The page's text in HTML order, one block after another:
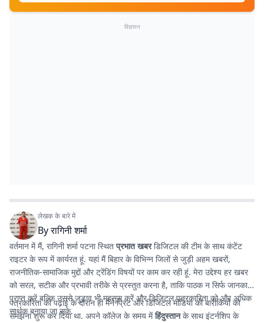
विज्ञापन
लेखक के बारे में
Byरागिनी शर्मा
वर्तमान में मैं, रागिनी शर्मा पटना स्थितप्रभात खबरडिजिटल की टीम के साथ कंटेंट
राइटर के रूप में कार्यरत हूं. यहां मैं बिहार के विभिन्न जिलों से जुड़ी अहम खबरों,
राजनीतिक-सामाजिक मुद्दों और ट्रेंडिंग विषयों पर काम कर रही हूं. मेरा उद्देश्य हर खबर
को सरल, सटीक और प्रभावी तरीके से प्रस्तुत करना है, ताकि पाठक न सिर्फ जानकारी
प्राप्त करें बल्कि उससे जुड़ाव भी महसूस करें और डिजिटल पत्रकारिता को और अधिक
सार्थक बनाया जा सके.
पत्रकारिता की पढ़ाई के दौरान ही मैंने प्रिंट और डिजिटल मीडिया की बारीकियों को
समझना शुरू कर दिया था. अपने कॉलेज के समय मेंहिंदुस्तानके साथ इंटर्नशिप के